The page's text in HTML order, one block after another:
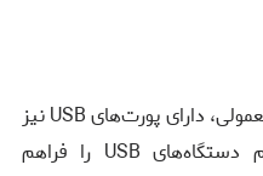
این چندراهی‌ها علاوه بر پریزهای معمولی، دارای پورت‌های USB نیز
هستند که امکان شارژ مستقیم دستگاه‌های USB را فراهم